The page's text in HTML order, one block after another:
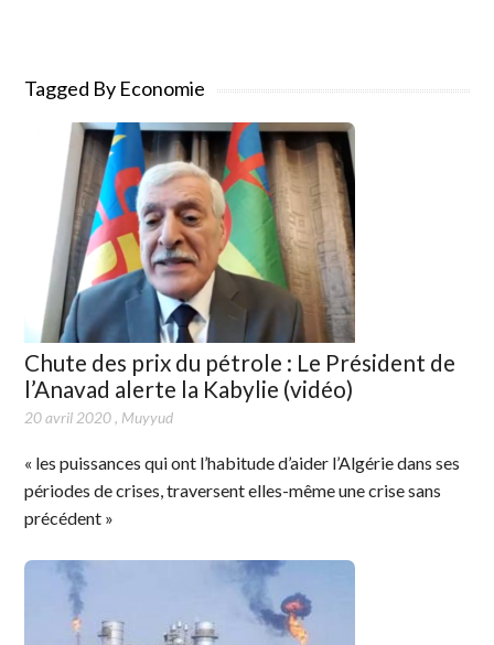
Tagged By Economie
Chute des prix du pétrole : Le Président de
l’Anavad alerte la Kabylie (vidéo)
20 avril 2020, Muyyud
« les puissances qui ont l’habitude d’aider l’Algérie dans ses
périodes de crises, traversent elles-même une crise sans
précédent »